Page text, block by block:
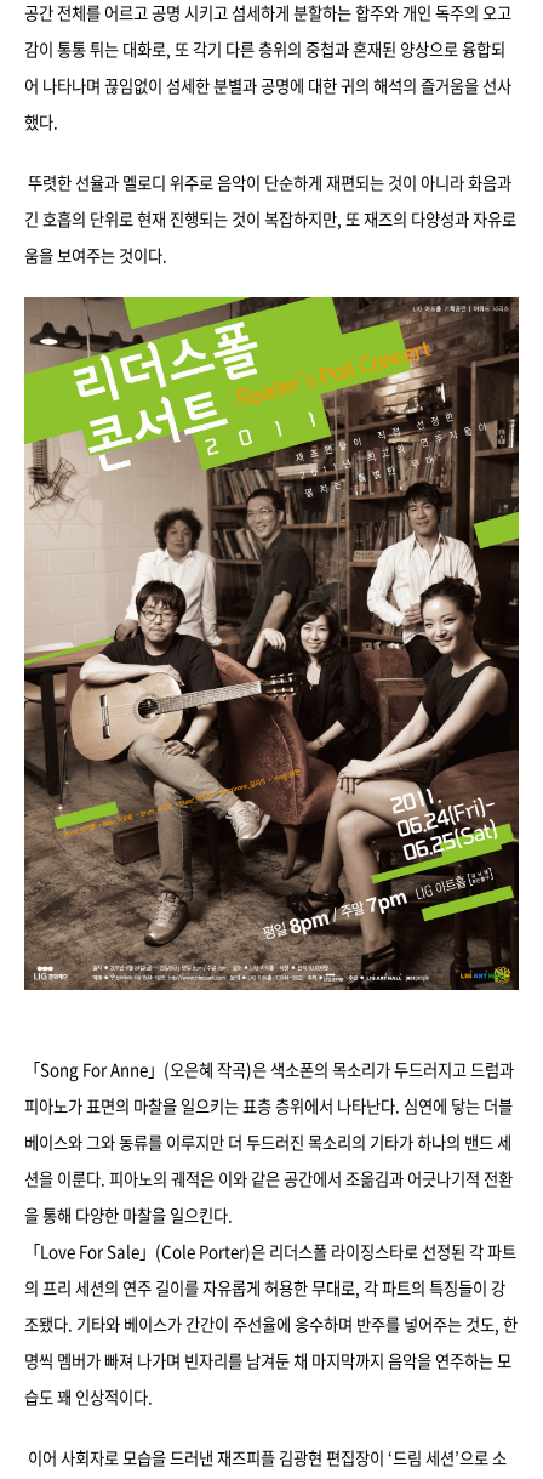
공간 전체를 어르고 공명 시키고 섬세하게 분할하는 합주와 개인 독주의 오고
감이 통통 튀는 대화로, 또 각기 다른 층위의 중첩과 혼재된 양상으로 융합되
어 나타나며 끊임없이 섬세한 분별과 공명에 대한 귀의 해석의 즐거움을 선사
했다.
뚜렷한 선율과 멜로디 위주로 음악이 단순하게 재편되는 것이 아니라 화음과
긴 호흡의 단위로 현재 진행되는 것이 복잡하지만, 또 재즈의 다양성과 자유로
움을 보여주는 것이다.
「Song For Anne」(오은혜 작곡)은 색소폰의 목소리가 두드러지고 드럼과
피아노가 표면의 마찰을 일으키는 표층 층위에서 나타난다. 심연에 닿는 더블
베이스와 그와 동류를 이루지만 더 두드러진 목소리의 기타가 하나의 밴드 세
션을 이룬다. 피아노의 궤적은 이와 같은 공간에서 조옮김과 어긋나기적 전환
을 통해 다양한 마찰을 일으킨다.
「Love For Sale」(Cole Porter)은 리더스폴 라이징스타로 선정된 각 파트
의 프리 세션의 연주 길이를 자유롭게 허용한 무대로, 각 파트의 특징들이 강
조됐다. 기타와 베이스가 간간이 주선율에 응수하며 반주를 넣어주는 것도, 한
명씩 멤버가 빠져 나가며 빈자리를 남겨둔 채 마지막까지 음악을 연주하는 모
습도 꽤 인상적이다.
이어 사회자로 모습을 드러낸 재즈피플 김광현 편집장이 ‘드림 세션’으로 소